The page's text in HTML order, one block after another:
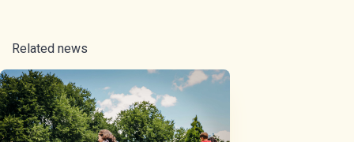
Related news